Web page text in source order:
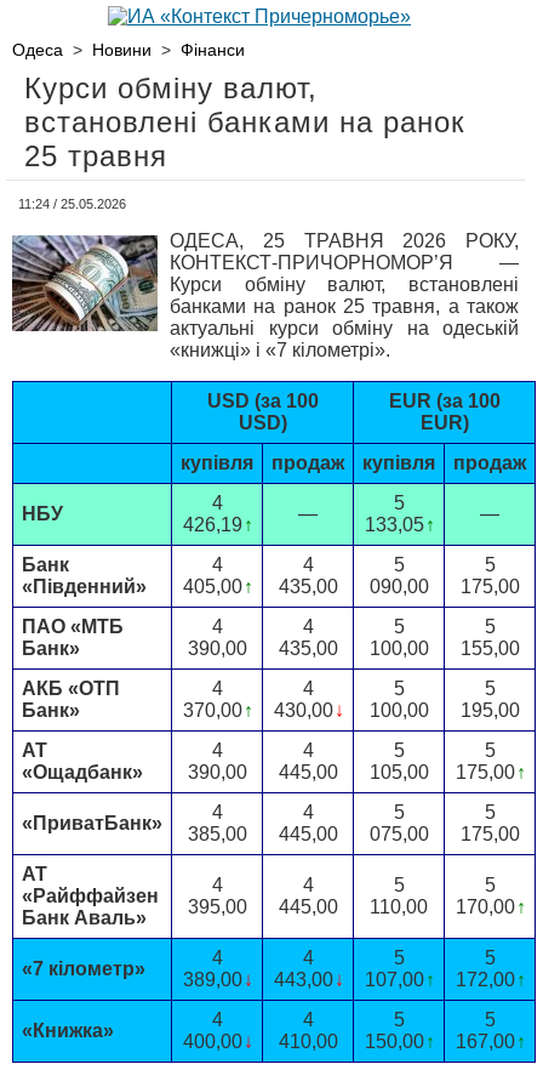
Одеса > Новини > Фінанси
Курси обміну валют,
встановлені банками на ранок
25 травня
11:24 / 25.05.2026
ОДЕСА, 25 ТРАВНЯ 2026 РОКУ,
КОНТЕКСТ-ПРИЧОРНОМОР’Я —
Курси обміну валют, встановлені
банками на ранок 25 травня, а також
актуальні курси обміну на одеській
«книжці» і «7 кілометрі».
USD (за 100
USD)
EUR (за 100
EUR)
купівля
продаж купівля продаж
НБУ
4
426,19 ↑
—
5
133,05 ↑
—
Банк
«Південний»
4
405,00 ↑
4
435,00
5
090,00
5
175,00
ПАО «МТБ
Банк»
4
390,00
4
435,00
5
100,00
5
155,00
АКБ «ОТП
Банк»
4
370,00 ↑
4
430,00 ↓
5
100,00
5
195,00
АТ
«Ощадбанк»
4
390,00
4
445,00
5
105,00
5
175,00 ↑
«ПриватБанк»
4
385,00
4
445,00
5
075,00
5
175,00
АТ
«Райффайзен
Банк Аваль»
4
395,00
4
445,00
5
110,00
5
170,00 ↑
«7 кілометр»
4
389,00 ↓
4
443,00 ↓
5
107,00 ↑
5
172,00 ↑
«Книжка»
4
400,00 ↓
4
410,00
5
150,00 ↑
5
167,00 ↑